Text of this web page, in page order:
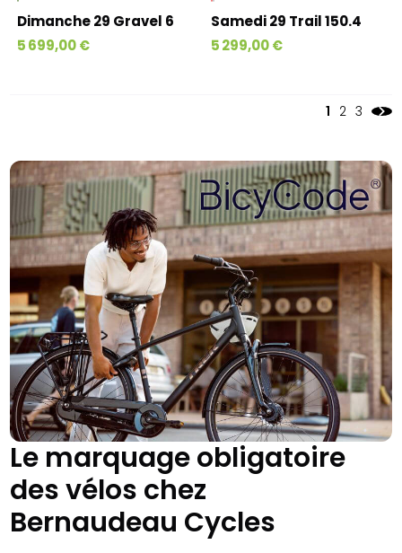
Dimanche 29 Gravel 6
5 699,00 €
Samedi 29 Trail 150.4
5 299,00 €
1 2 3
Le marquage obligatoire
des vélos chez
Bernaudeau Cycles